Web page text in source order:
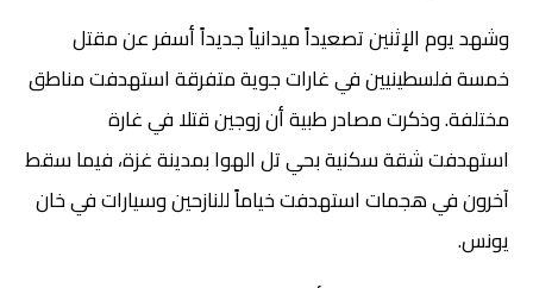
وشهد يوم الإثنين تصعيداً ميدانياً جديداً أسفر عن مقتل
خمسة فلسطينيين في غارات جوية متفرقة استهدفت مناطق
مختلفة. وذكرت مصادر طبية أن زوجين قتلا في غارة
استهدفت شقة سكنية بحي تل الهوا بمدينة غزة، فيما سقط
آخرون في هجمات استهدفت خياماً للنازحين وسيارات في خان
يونس.